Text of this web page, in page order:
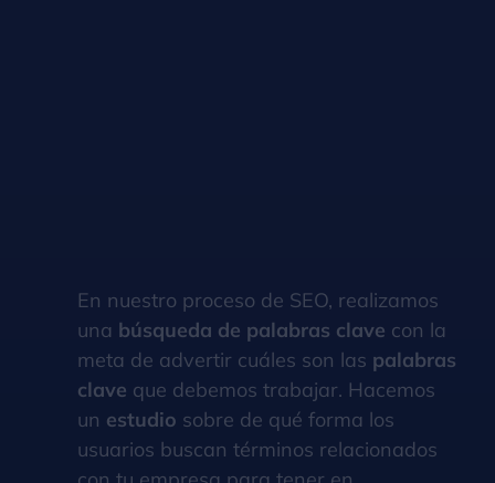
En nuestro proceso de SEO, realizamos
una búsqueda de palabras clave con la
meta de advertir cuáles son las palabras
clave que debemos trabajar. Hacemos
un estudio sobre de qué forma los
usuarios buscan términos relacionados